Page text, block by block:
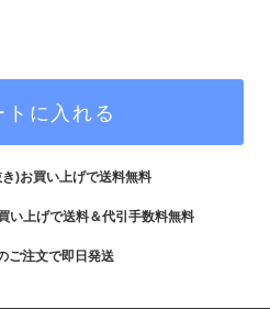
トに入れる
)お買い上げで送料無料
い上げで送料＆代引手数料無料
ご注文で即日発送